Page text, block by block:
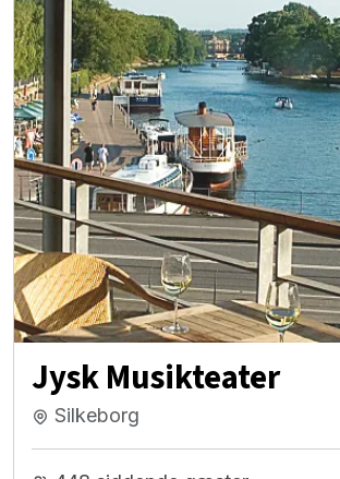
Jysk Musikteater
Silkeborg